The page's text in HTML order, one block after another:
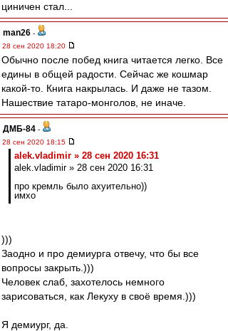
циничен стал...
man26 -
28 сен 2020 18:20
Обычно после побед книга читается легко. Все
едины в общей радости. Сейчас же кошмар
какой-то. Книга накрылась. И даже не тазом.
Нашествие татаро-монголов, не иначе.
ДМБ-84 -
28 сен 2020 18:15
alek.vladimir » 28 сен 2020 16:31
alek.vladimir » 28 сен 2020 16:31
про кремль было ахуительно))
имхо
)))
Заодно и про демиурга отвечу, что бы все
вопросы закрыть.)))
Человек слаб, захотелось немного
зарисоваться, как Лекуху в своё время.)))
Я демиург, да.